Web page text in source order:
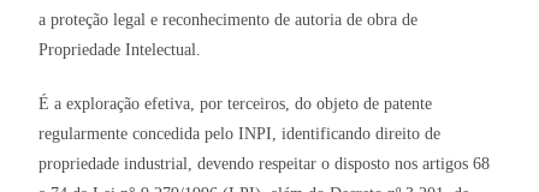
a proteção legal e reconhecimento de autoria de obra de
Propriedade Intelectual.
É a exploração efetiva, por terceiros, do objeto de patente
regularmente concedida pelo INPI, identificando direito de
propriedade industrial, devendo respeitar o disposto nos artigos 68